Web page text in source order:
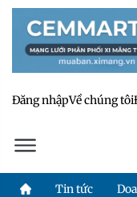
Đăng nhậpVề chúng tôi
Tin tức